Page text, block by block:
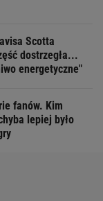
Scotta
dostrzegła...
energetyczne"
fanów. Kim
lepiej było